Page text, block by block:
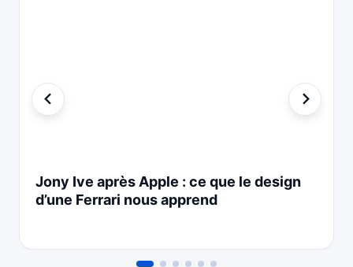
Jony Ive après Apple : ce que le design
d’une Ferrari nous apprend